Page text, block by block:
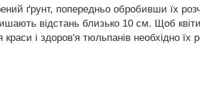
ґрунт, попередньо обробивши їх
відстань близько 10 см. Щоб
і здоров'я тюльпанів необхідно